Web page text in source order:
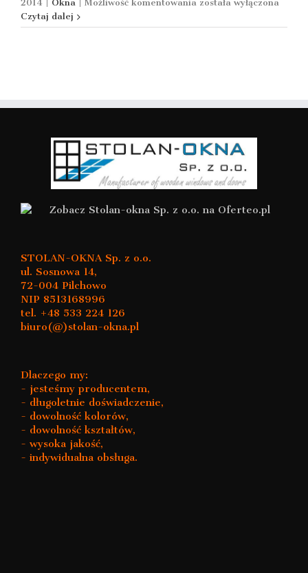
2014 | Okna | Możliwość komentowania została wyłączona
Czytaj dalej
STOLAN-OKNA Sp. z o.o.
ul. Sosnowa 14,
72-004 Pilchowo
NIP 8513168996
tel. +48 533 224 126
biuro(@)stolan-okna.pl
Dlaczego my:
- jesteśmy producentem,
- długoletnie doświadczenie,
- dowolność kolorów,
- dowolność kształtów,
- wysoka jakość,
- indywidualna obsługa.